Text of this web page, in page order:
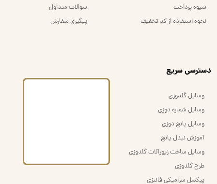
شیوه پرداخت
نحوه استفاده از کد تخفیف
سوالات متداول
پیگیری سفارش
​دسترسی سریع
وسایل گلدوزی
وسایل شماره دوزی
وسایل پانچ دوزی
آموزش نیدل پانچ
وسایل ساخت زیورآلات گلدوزی
طرح گلدوزی
پیکسل سرامیکی فانتزی